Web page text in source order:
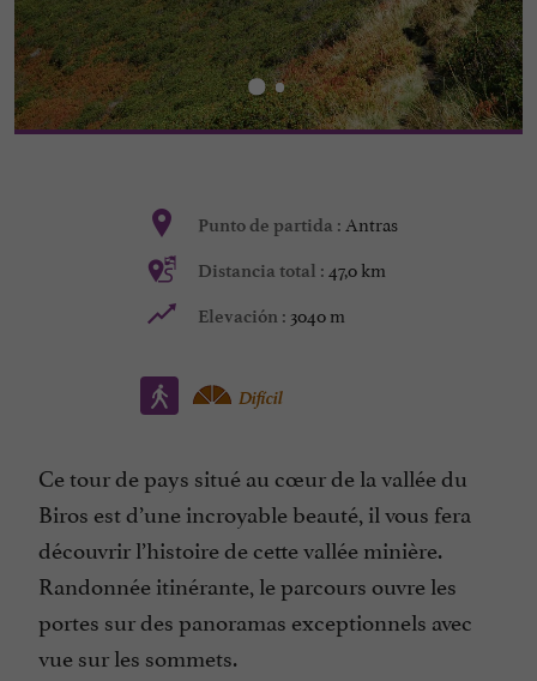
Punto de partida : Antras
Distancia total : 47,0 km
Elevación : 3040 m
Difícil
Ce tour de pays situé au cœur de la vallée du
Biros est d’une incroyable beauté, il vous fera
découvrir l’histoire de cette vallée minière.
Randonnée itinérante, le parcours ouvre les
portes sur des panoramas exceptionnels avec
vue sur les sommets.